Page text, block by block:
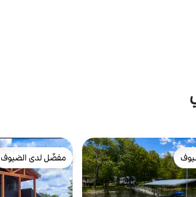
مفضّل لدى الضيوف
مفضّل لدى الضيوف